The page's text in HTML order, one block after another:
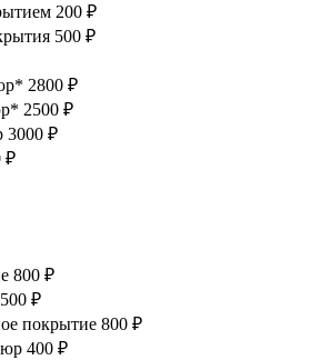
200 ₽
500 ₽
2800 ₽
2500 ₽
3000 ₽
₽
800 ₽
500 ₽
покрытие 800 ₽
400 ₽